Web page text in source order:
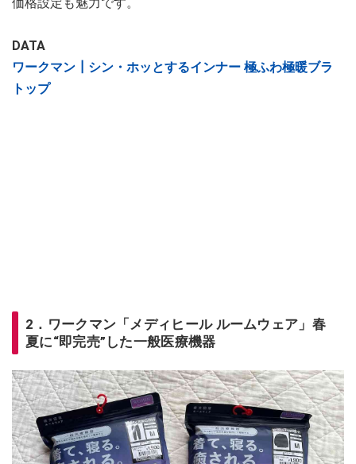
DATA
ワークマン┃シン・ホッとするインナー 極ふわ極暖ブラ
トップ
2．ワークマン「メディヒール ルームウェア」春
夏に“即完売”した一般医療機器